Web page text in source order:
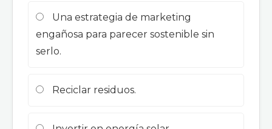
Una estrategia de marketing
engañosa para parecer sostenible sin
serlo.
Reciclar residuos.